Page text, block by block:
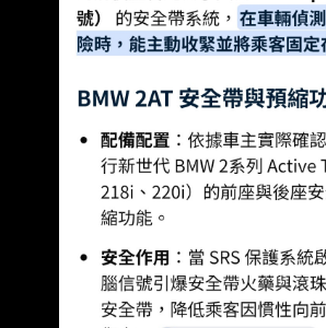
SM-M536B. --